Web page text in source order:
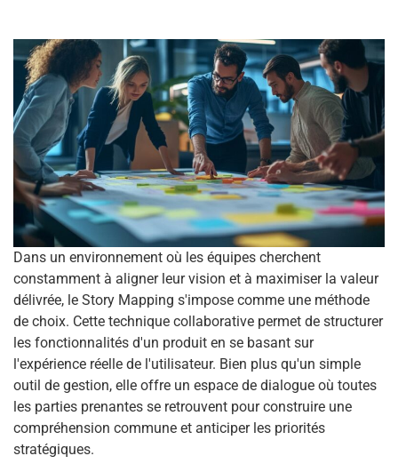
Dans un environnement où les équipes cherchent
constamment à aligner leur vision et à maximiser la valeur
délivrée, le Story Mapping s'impose comme une méthode
de choix. Cette technique collaborative permet de structurer
les fonctionnalités d'un produit en se basant sur
l'expérience réelle de l'utilisateur. Bien plus qu'un simple
outil de gestion, elle offre un espace de dialogue où toutes
les parties prenantes se retrouvent pour construire une
compréhension commune et anticiper les priorités
stratégiques.